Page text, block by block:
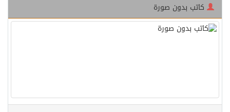
الهيئة العامة للأمن الغذائي تكثف جهودها للحد من الفقد والهدر الغذائي خلال موسم حج 1447هـ
كاتب بدون صورة